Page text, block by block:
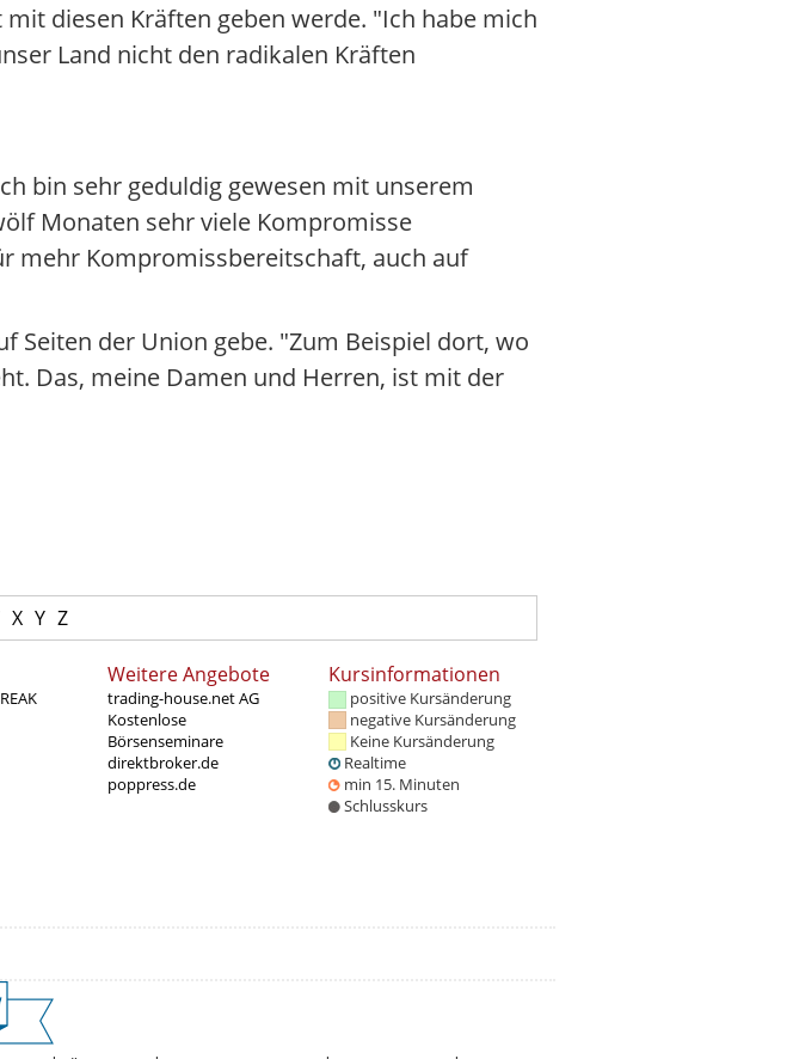
diesen Kräften geben werde. "Ich habe mich
Land nicht den radikalen Kräften
bin sehr geduldig gewesen mit unserem
Monaten sehr viele Kompromisse
mehr Kompromissbereitschaft, auch auf
Seiten der Union gebe. "Zum Beispiel dort, wo
Das, meine Damen und Herren, ist mit der
X Y Z
Weitere Angebote
trading-house.net AG
Kostenlose
Börsenseminare
direktbroker.de
poppress.de
Kursinformationen
positive Kursänderung
negative Kursänderung
Keine Kursänderung
Realtime
min 15. Minuten
Schlusskurs